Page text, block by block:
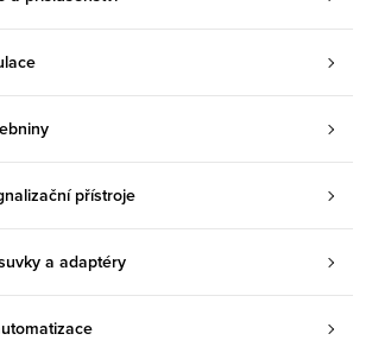
přístroje
a adaptéry